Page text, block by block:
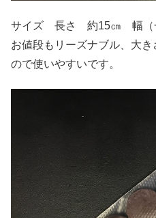
サイズ 長さ 約15㎝ 幅（
お値段もリーズナブル、大
ので使いやすいです。